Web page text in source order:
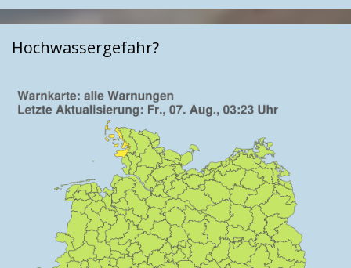
Hochwassergefahr?